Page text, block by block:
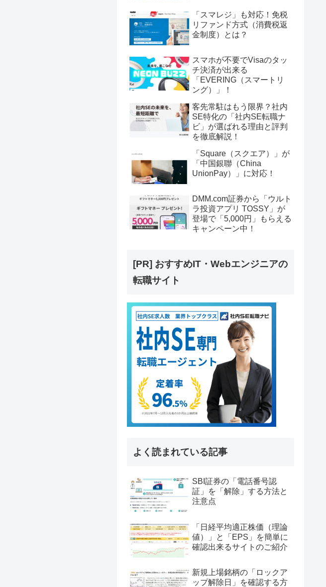
「スマレジ」も対応！免税
リファンド方式（消費税返
金制度）とは？
スマホが不要でVisaのタッ
チ決済が出来る
「EVERING（スマートリ
ング）」！
客先常駐はもう限界？社内
SE特化の「社内SE転職ナ
ビ」が選ばれる理由と評判
を徹底解説！
「Square（スクエア）」が
「中国銀聯（China
UnionPay）」に対応！
DMM.com証券から「ウルト
ラ投資アプリ TOSSY」が
登場で「5,000円」もらえる
キャンペーン中！
[PR] おすすめIT・Webエンジニアの
転職サイト
よく読まれている記事
SBI証券の「電話番号認
証」を「解除」する方法と
注意点
「日経平均適正株価（理論
値）」と「EPS」を簡単に
確認出来るサイトのご紹介
新規上場銘柄の「ロックア
ップ解除日」を確認する方